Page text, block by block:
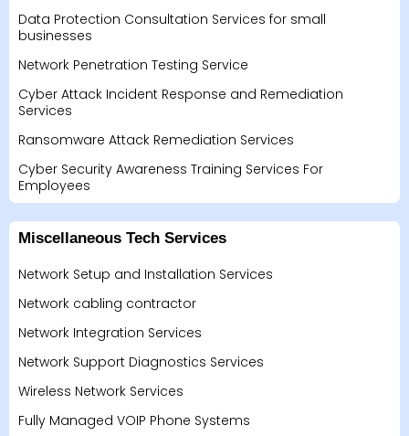
Data Protection Consultation Services for small
businesses
Network Penetration Testing Service
Cyber Attack Incident Response and Remediation
Services
Ransomware Attack Remediation Services
Cyber Security Awareness Training Services For
Employees
Miscellaneous Tech Services
Network Setup and Installation Services
Network cabling contractor
Network Integration Services
Network Support Diagnostics Services
Wireless Network Services
Fully Managed VOIP Phone Systems